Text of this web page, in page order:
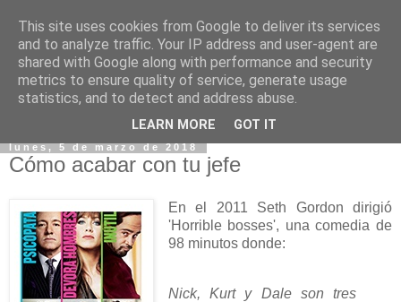
lunes, 5 de marzo de 2018
Cómo acabar con tu jefe
En el 2011 Seth Gordon dirigió
'Horrible bosses', una comedia de
98 minutos donde:
Nick, Kurt y Dale son tres
This site uses cookies from Google to deliver its services
and to analyze traffic. Your IP address and user-agent are
shared with Google along with performance and security
metrics to ensure quality of service, generate usage
statistics, and to detect and address abuse.
LEARN MORE GOT IT